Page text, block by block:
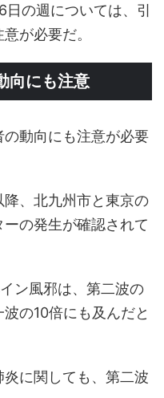
の週については、引
が必要だ。
向にも注意
動向にも注意が必要
、北九州市と東京の
の発生が確認されて
ン風邪は、第二波の
の10倍にも及んだと
に関しても、第二波